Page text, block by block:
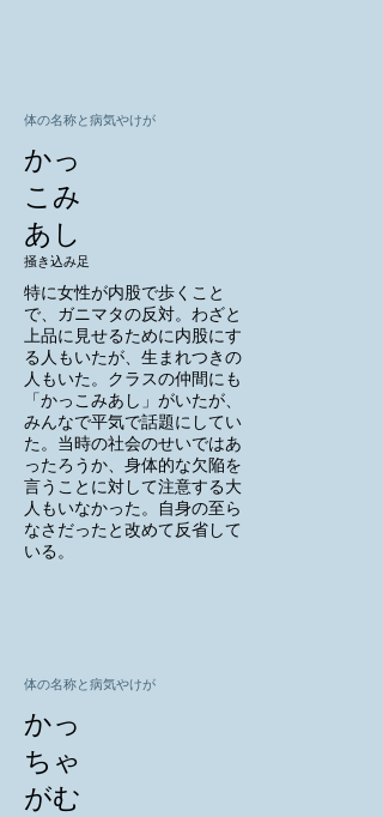
体の名称と病気やけが
かっ
こみ
あし
掻き込み足
特に女性が内股で歩くこと
で、ガニマタの反対。わざと
上品に見せるために内股にす
る人もいたが、生まれつきの
人もいた。クラスの仲間にも
「かっこみあし」がいたが、
みんなで平気で話題にしてい
た。当時の社会のせいではあ
ったろうか、身体的な欠陥を
言うことに対して注意する大
人もいなかった。自身の至ら
なさだったと改めて反省して
いる。
体の名称と病気やけが
かっ
ちゃ
がむ